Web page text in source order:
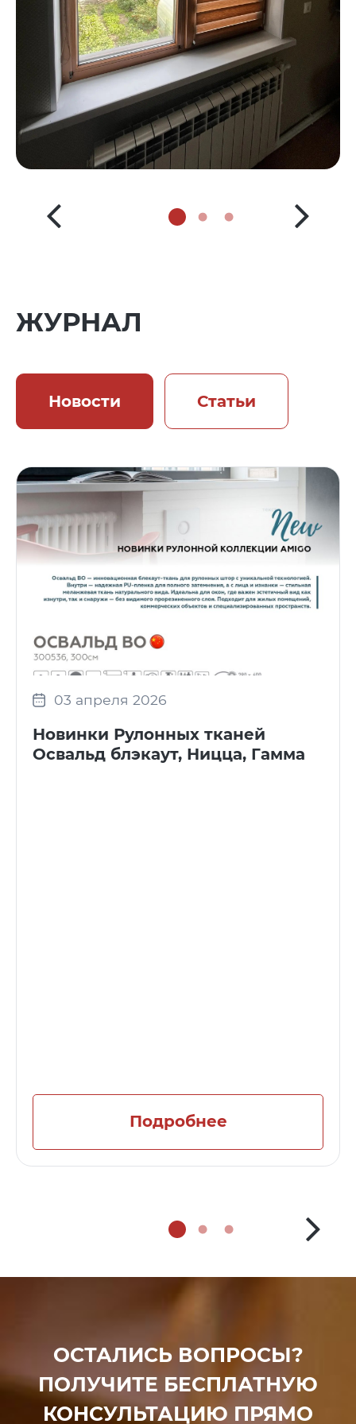
ЖУРНАЛ
Новости Статьи
03 апреля 2026
Новинки Рулонных тканей
Освальд блэкаут, Ницца, Гамма
Подробнее
ОСТАЛИСЬ ВОПРОСЫ?
ПОЛУЧИТЕ БЕСПЛАТНУЮ
КОНСУЛЬТАЦИЮ ПРЯМО